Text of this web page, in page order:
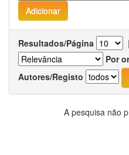
Resultados/Página |
Por
Autores/Registo
A pesquisa não